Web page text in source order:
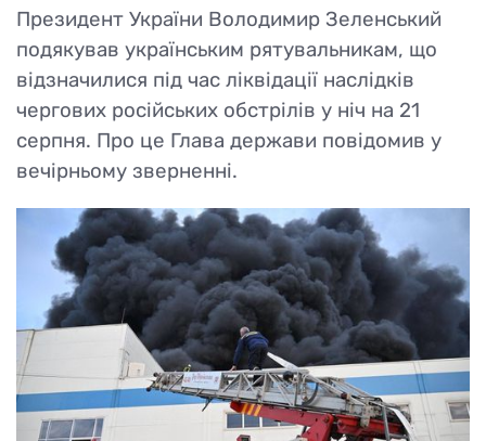
Президент України Володимир Зеленський
подякував українським рятувальникам, що
відзначилися під час ліквідації наслідків
чергових російських обстрілів у ніч на 21
серпня. Про це Глава держави повідомив у
вечірньому зверненні.